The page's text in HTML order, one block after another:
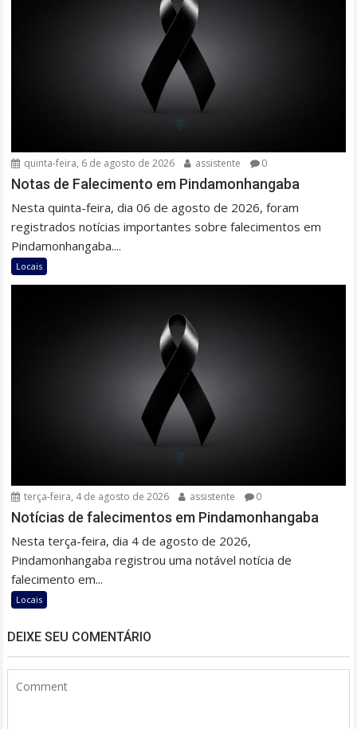
quinta-feira, 6 de agosto de 2026 assistente 0
Notas de Falecimento em Pindamonhangaba
Nesta quinta-feira, dia 06 de agosto de 2026, foram
registrados notícias importantes sobre falecimentos em
Pindamonhangaba....
Locais
terça-feira, 4 de agosto de 2026 assistente 0
Notícias de falecimentos em Pindamonhangaba
Nesta terça-feira, dia 4 de agosto de 2026,
Pindamonhangaba registrou uma notável notícia de
falecimento em...
Locais
DEIXE SEU COMENTÁRIO